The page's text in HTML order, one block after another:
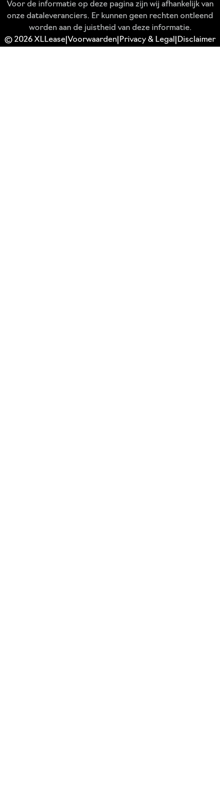
Voor de informatie op deze pagina zijn wij afhankelijk van
onze dataleveranciers. Er kunnen geen rechten ontleend
worden aan de juistheid van deze informatie.
© 2026 XLLease Voorwaarden Privacy & Legal Disclaimer